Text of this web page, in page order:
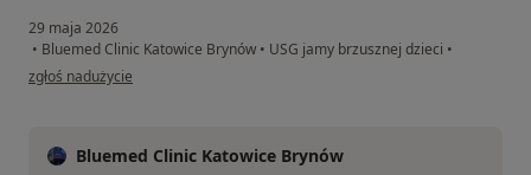
29 maja 2026
• Bluemed Clinic Katowice Brynów • USG jamy brzusznej dzieci •
w opinii użytkownika Magdalena
zgłoś nadużycie
Bluemed Clinic Katowice Brynów